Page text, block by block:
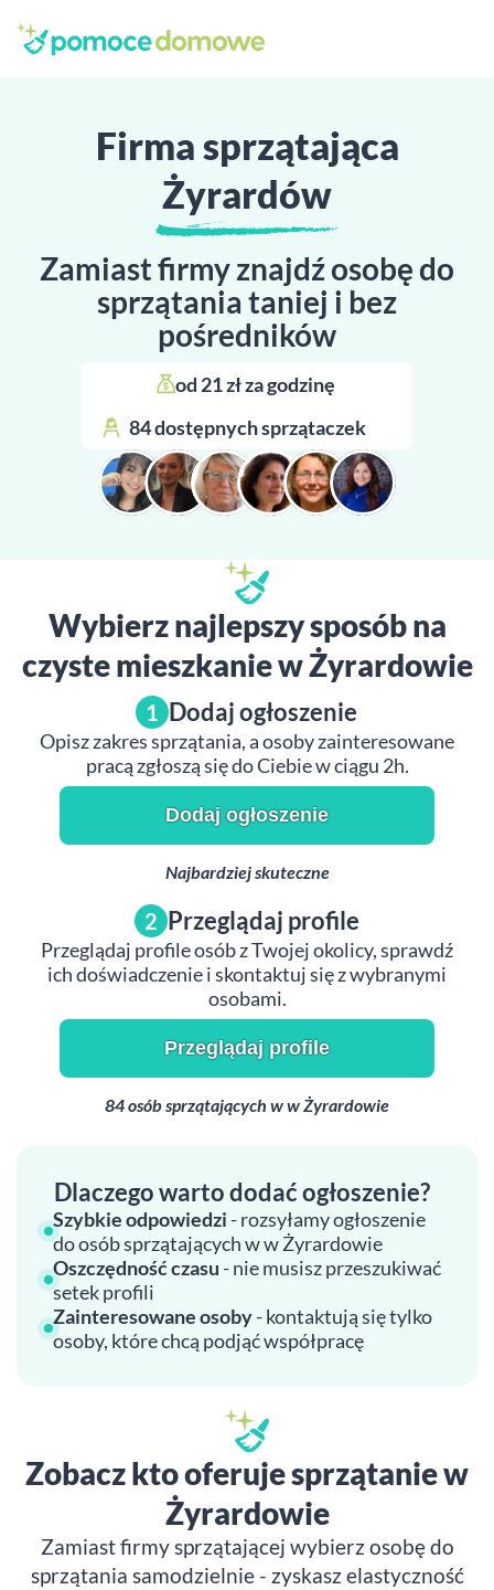
Firma sprzątająca
Żyrardów
Zamiast firmy znajdź osobę do
sprzątania taniej i bez
pośredników
od 21 zł za godzinę
84 dostępnych sprzątaczek
Wybierz najlepszy sposób na
czyste mieszkanie w Żyrardowie
1 Dodaj ogłoszenie
Opisz zakres sprzątania, a osoby zainteresowane
pracą zgłoszą się do Ciebie w ciągu 2h.
Dodaj ogłoszenie
Najbardziej skuteczne
2 Przeglądaj profile
Przeglądaj profile osób z Twojej okolicy, sprawdź
ich doświadczenie i skontaktuj się z wybranymi
osobami.
Przeglądaj profile
84 osób sprzątających w w Żyrardowie
Dlaczego warto dodać ogłoszenie?
Szybkie odpowiedzi - rozsyłamy ogłoszenie
do osób sprzątających w w Żyrardowie
Oszczędność czasu - nie musisz przeszukiwać
setek profili
Zainteresowane osoby- kontaktują się tylko
osoby, które chcą podjąć współpracę
Zobacz kto oferuje sprzątanie w
Żyrardowie
Zamiast firmy sprzątającej wybierz osobę do
sprzątania samodzielnie - zyskasz elastyczność